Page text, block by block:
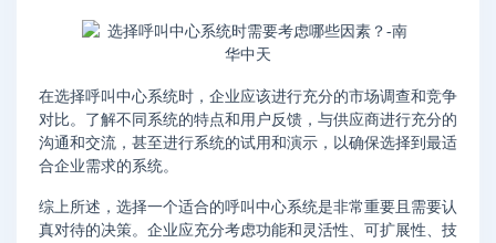
在选择呼叫中心系统时，企业应该进行充分的市场调查和竞争
对比。了解不同系统的特点和用户反馈，与供应商进行充分的
沟通和交流，甚至进行系统的试用和演示，以确保选择到最适
合企业需求的系统。
综上所述，选择一个适合的呼叫中心系统是非常重要且需要认
真对待的决策。企业应充分考虑功能和灵活性、可扩展性、技